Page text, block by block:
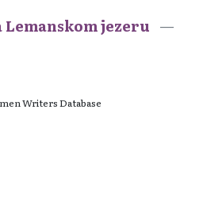
jezeru
Writers Database